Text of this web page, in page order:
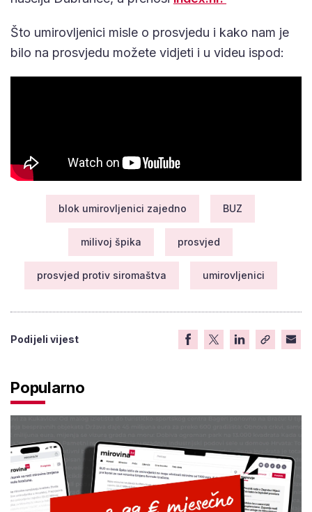
Što umirovljenici misle o prosvjedu i kako nam je
bilo na prosvjedu možete vidjeti i u videu ispod:
blok umirovljenici zajedno BUZ
milivoj špika prosvjed
prosvjed protiv siromaštva umirovljenici
Podijeli vijest
Popularno